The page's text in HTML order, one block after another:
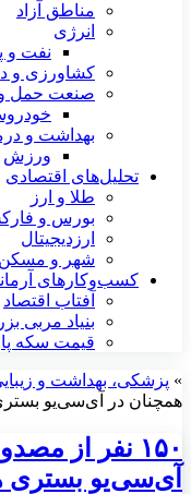
مناطق آزاد
انرژی
نفت و
کشاورزی و
صنعت حمل
بهداشت و
ورزش
تحلیل‌های اقتصادی
طلا و ارز
بورس و
ارزدیجیتال
شهر و مسکن
کسب‌وکارهای
آفتاب اقتصاد
بنیاد مربی
قیمت سکه
» پزشکی، بهداشت و
همچنان در آی‌سی‌یو
۱۵۰ نفر از
آی‌سی‌یو بستری